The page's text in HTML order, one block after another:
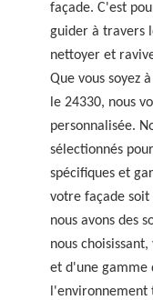
façade. C'est
guider à travers
nettoyer et
Que vous soyez
le 24330, nous
personnalisée.
sélectionnés
spécifiques et
votre façade soit
nous avons des
nous
et d'une gamme
l'environnement